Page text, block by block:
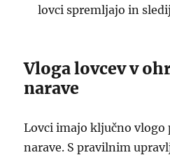
lovci spremljajo in
Vloga lovcev v
narave
Lovci imajo ključno
narave. S pravilnim